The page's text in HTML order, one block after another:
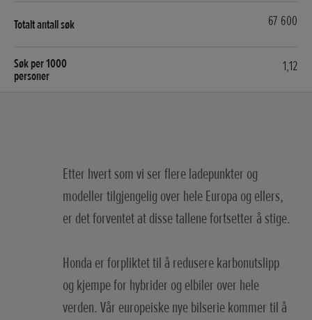
67 600
1,12
Etter hvert som vi ser flere ladepunkter og
modeller tilgjengelig over hele Europa og ellers,
er det forventet at disse tallene fortsetter å stige.
Honda er forpliktet til å redusere karbonutslipp
og kjempe for hybrider og elbiler over hele
verden. Vår europeiske nye bilserie kommer til å